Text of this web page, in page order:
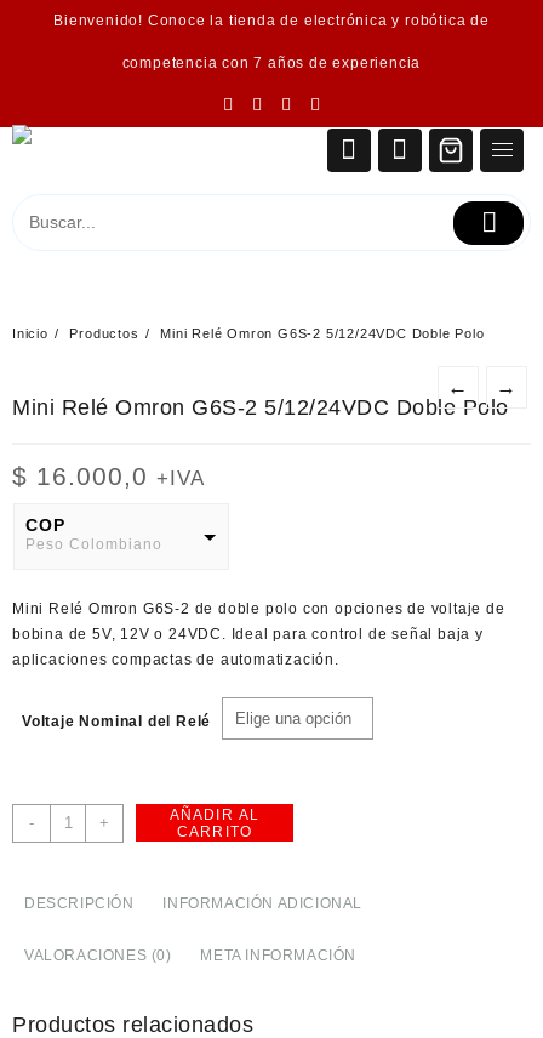
Bienvenido! Conoce la tienda de electrónica y robótica de
competencia con 7 años de experiencia
Inicio Productos Mini Relé Omron G6S-2 5/12/24VDC Doble Polo
← →
Mini Relé Omron G6S-2 5/12/24VDC Doble Polo
$ 16.000,0 +IVA
COP
Peso Colombiano
American Dollar
Mini Relé Omron G6S-2 de doble polo con opciones de voltaje de
bobina de 5V, 12V o 24VDC. Ideal para control de señal baja y
aplicaciones compactas de automatización.
Voltaje Nominal del Relé
-
Mini
Relé
cantidad
+
AÑADIR AL
CARRITO
DESCRIPCIÓN INFORMACIÓN ADICIONAL
VALORACIONES (0) META INFORMACIÓN
Productos relacionados